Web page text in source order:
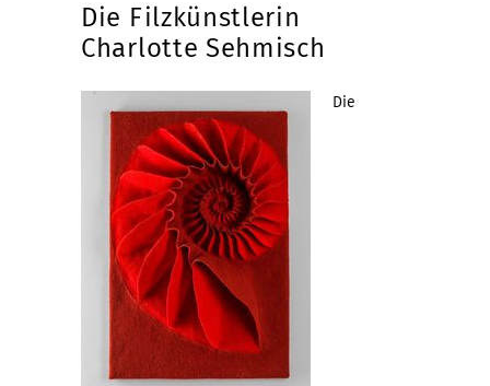
Die Filzkünstlerin
Charlotte Sehmisch
Die